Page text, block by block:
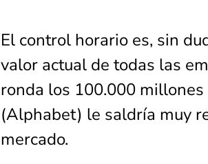
El control horario es, sin
valor actual de todas las
ronda los 100.000
(Alphabet) le saldría muy
mercado.